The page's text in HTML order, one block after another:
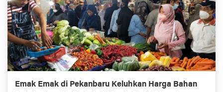
Emak Emak di Pekanbaru Keluhkan Harga Bahan